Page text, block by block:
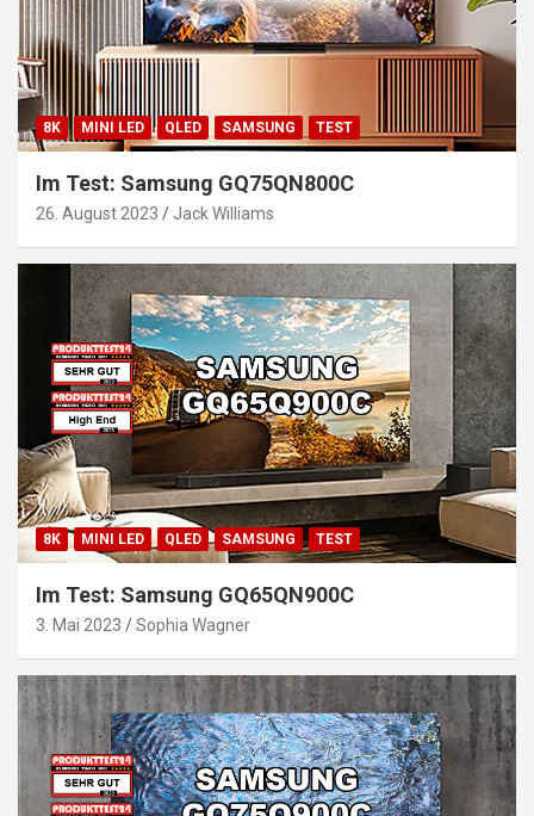
8K MINI LED QLED SAMSUNG TEST
Im Test: Samsung GQ75QN800C
26. August 2023 Jack Williams
8K MINI LED QLED SAMSUNG TEST
Im Test: Samsung GQ65QN900C
3. Mai 2023 Sophia Wagner